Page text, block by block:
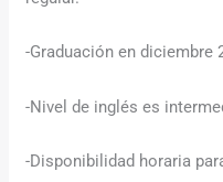
-Graduación en diciembre
-Nivel de inglés es
-Disponibilidad horaria